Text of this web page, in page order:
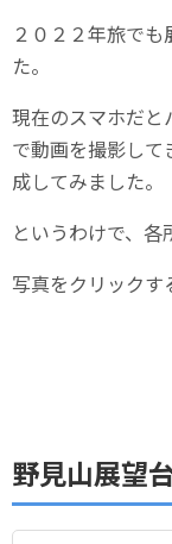
２０２２年旅で
た。
現在のスマホだと
で動画を撮影し
成してみました。
というわけで、各
写真をクリックす
野見山展望